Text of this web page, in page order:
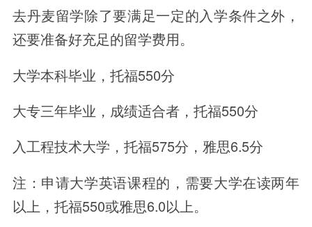
去丹麦留学除了要满足一定的入学条件之外，
还要准备好充足的留学费用。
大学本科毕业，托福550分
大专三年毕业，成绩适合者，托福550分
入工程技术大学，托福575分，雅思6.5分
注：申请大学英语课程的，需要大学在读两年
以上，托福550或雅思6.0以上。